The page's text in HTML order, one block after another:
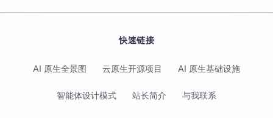
快速链接
AI 原生全景图 云原生开源项目 AI 原生基础设施
智能体设计模式 站长简介 与我联系